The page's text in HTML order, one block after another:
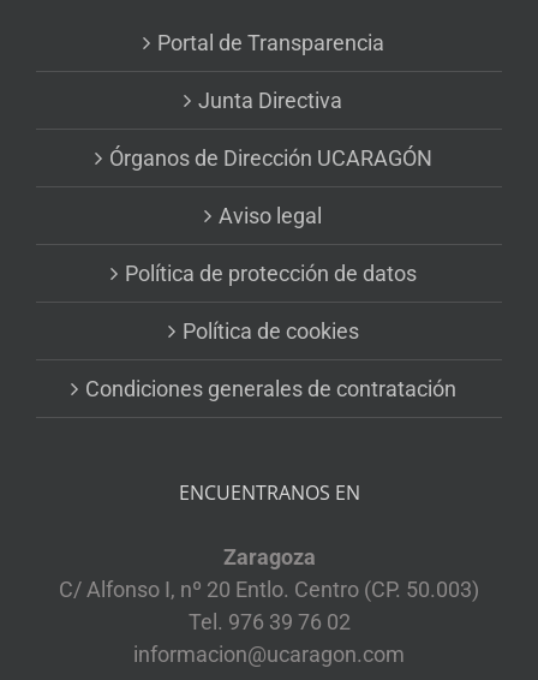
Portal de Transparencia
Junta Directiva
Órganos de Dirección UCARAGÓN
Aviso legal
Política de protección de datos
Política de cookies
Condiciones generales de contratación
ENCUENTRANOS EN
Zaragoza
C/ Alfonso I, nº 20 Entlo. Centro (CP. 50.003)
Tel. 976 39 76 02
informacion@ucaragon.com